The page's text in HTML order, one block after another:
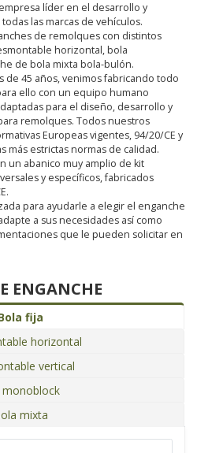
líder en el desarrollo y
las marcas de vehículos.
de remolques con distintos
horizontal, bola
de bola mixta bola-bulón.
de 45 años, venimos fabricando todo
ello con un equipo humano
para el diseño, desarrollo y
remolques. Todos nuestros
Europeas vigentes, 94/20/CE y
más estrictas normas de calidad.
un abanico muy amplio de kit
y específicos, fabricados
para ayudarle a elegir el enganche
a sus necesidades así como
que le pueden solicitar en
ENGANCHE
fija
horizontal
vertical
monoblock
mixta